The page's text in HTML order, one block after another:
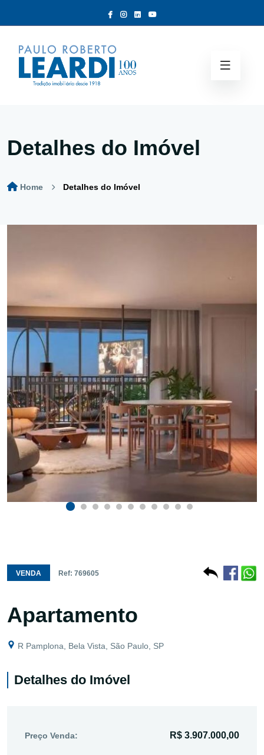
Detalhes do Imóvel
Home Detalhes do Imóvel
VENDA Ref: 769605
Apartamento
R Pamplona, Bela Vista, São Paulo, SP
Detalhes do Imóvel
Preço Venda: R$ 3.907.000,00